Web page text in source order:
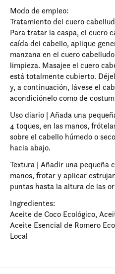
Modo de empleo:
Tratamiento del cuero
Para tratar la caspa, el cuero
caída del cabello, aplique
manzana en el cuero
limpieza. Masajee el cuero
está totalmente cubierto.
y, a continuación, lávese el
acondiciónelo como de
Uso diario | Añada una
4 toques, en las manos,
sobre el cabello húmedo o
hacia abajo.
Textura | Añadir una pequeña
manos, frotar y aplicar
puntas hasta la altura de las
Ingredientes:
Aceite de Coco Ecológico,
Aceite Esencial de Romero
Local